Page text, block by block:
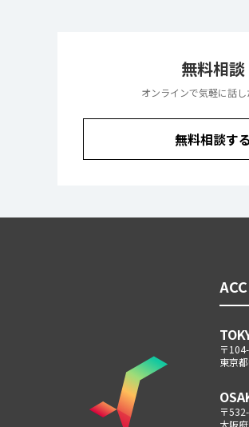
無料相談
オンラインで気軽に話
無料相談する
〒
東京
〒